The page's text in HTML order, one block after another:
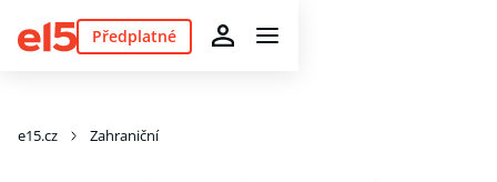
Předplatné
e15.cz Zahraniční